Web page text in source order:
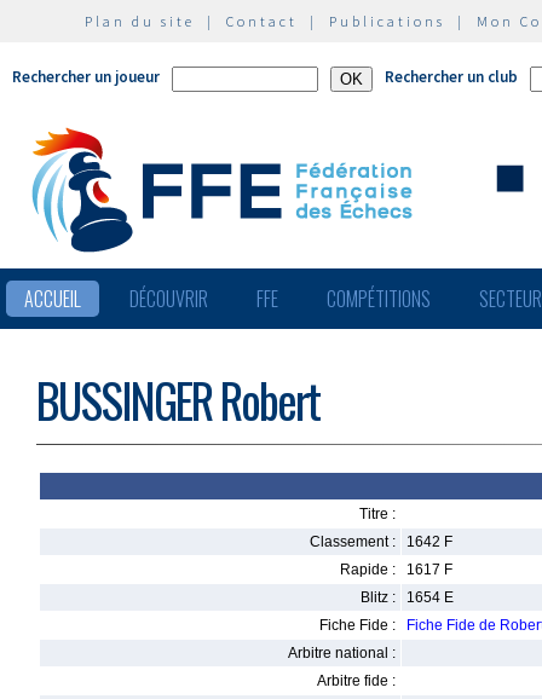
Plan du site | Contact | Publications | Mon
Rechercher un joueur Rechercher un club
ACCUEIL DÉCOUVRIR FFE COMPÉTITIONS
BUSSINGER Robert
Titre :
Classement :
1642 F
Rapide :
1617 F
Blitz :
1654 E
Fiche Fide :
Fiche Fide de
Arbitre national :
Arbitre fide :